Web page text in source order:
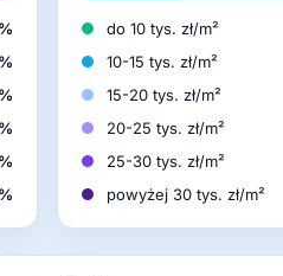
do 10 tys. zł/m²
10-15 tys. zł/m²
15-20 tys. zł/m²
20-25 tys. zł/m²
25-30 tys. zł/m²
powyżej 30 tys. zł/m²